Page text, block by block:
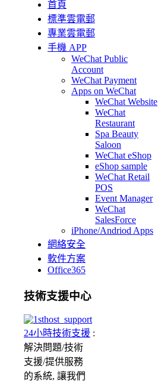
首頁
標準雲電郵
專業雲電郵
手機 APP
WeChat Public
Account
WeChat Payment
Apps on WeChat
WeChat Website
WeChat
Restaurant
Spa Beauty
Saloon
WeChat eShop
eShop sample
WeChat Retail
POS
Event Manager
WeChat
SalesForce
iPhone/Andriod Apps
網絡安全
軟件方案
Office365
技術支援中心
24小時技術支援 :
解決問題/技術
支援/提供服務
的系統, 讓我們